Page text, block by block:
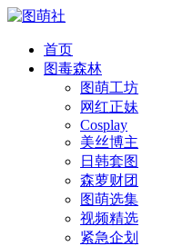
首页
图毒森林
图萌工坊
网红正妹
Cosplay
美丝博主
日韩套图
森萝财团
图萌选集
视频精选
紧急企划